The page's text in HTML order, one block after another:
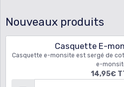
Nouveaux produits
Casquette E-
Casquette e-monsite est sergé de
e-
14,95€